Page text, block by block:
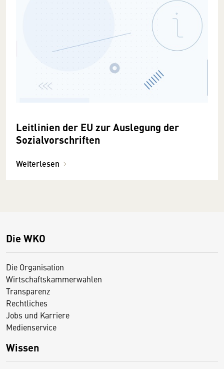
Leitlinien der EU zur Auslegung der
Sozialvorschriften
Weiterlesen
Die WKO
Die Organisation
Wirtschaftskammerwahlen
Transparenz
Rechtliches
Jobs und Karriere
Medienservice
Wissen